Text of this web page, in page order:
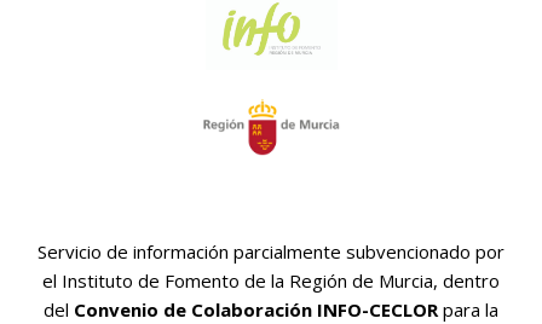
Servicio de información parcialmente subvencionado por
el Instituto de Fomento de la Región de Murcia, dentro
del Convenio de Colaboración INFO-CECLOR para la